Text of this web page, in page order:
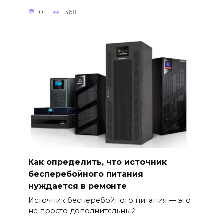
0 368
Как определить, что источник
бесперебойного питания
нуждается в ремонте
Источник бесперебойного питания — это
не просто дополнительный